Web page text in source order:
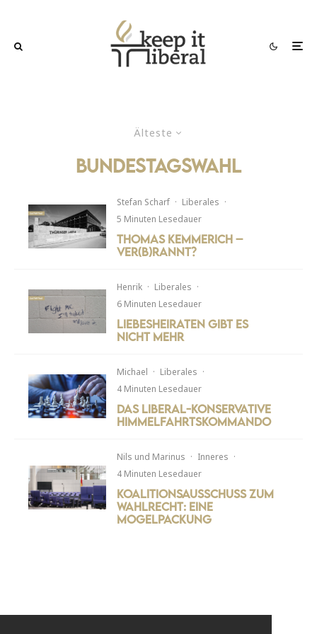
Älteste
Bundestagswahl
Stefan Scharf · Liberales ·
5 Minuten Lesedauer
Thomas Kemmerich –
Ver(b)rannt?
Henrik · Liberales ·
6 Minuten Lesedauer
Liebesheiraten gibt es
nicht mehr
Michael · Liberales ·
4 Minuten Lesedauer
Das liberal-konservative
Himmelfahrtskommando
Nils und Marinus · Inneres ·
4 Minuten Lesedauer
Koalitionsausschuss zum
Wahlrecht: Eine
Mogelpackung